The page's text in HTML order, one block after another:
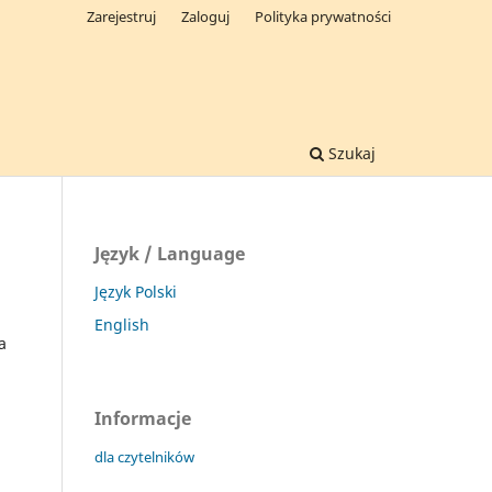
Szukaj
Zarejestruj Zaloguj Polityka prywatności
Język / Language
Język Polski
English
Informacje
dla czytelników